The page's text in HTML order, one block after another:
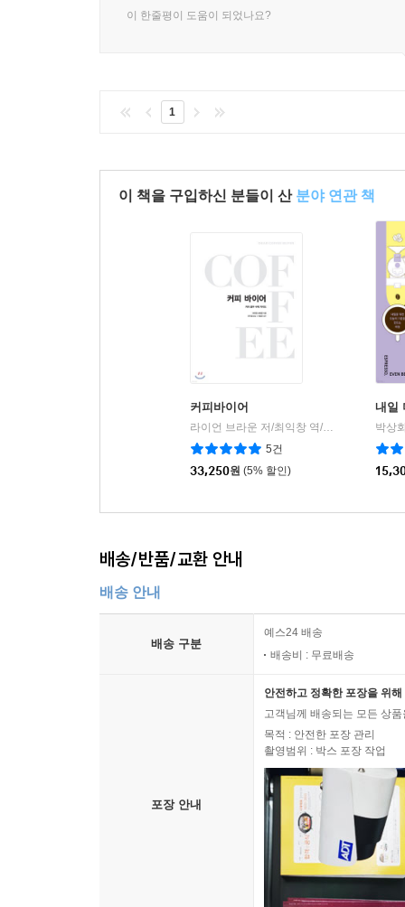
이 한줄평이 도움이 되었나요?
1
이 책을 구입하신 분들이 산 분야 연관 책
커피바이어
라이언 브라운 저/최익창 역/서필훈 감수 | 커
5건
33,250원 (5% 할인)
내일
박상
배송/반품/교환 안내
배송 안내
배송 구분
예스24 배송
배송비 : 무료배송
포장 안내
안전하고 정확한 포장을 위
고객님께 배송되는 모든 상
목적 : 안전한 포장 관리
촬영범위 : 박스 포장 작업